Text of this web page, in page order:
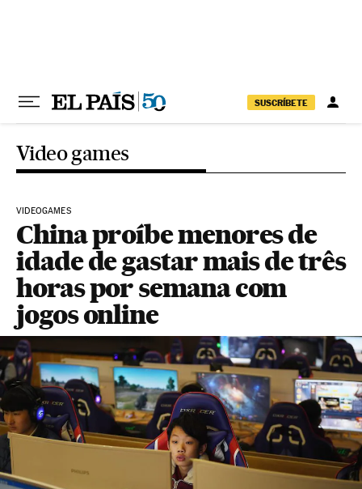
SUSCRÍBETE
Video games
VIDEOGAMES
China proíbe menores de
idade de gastar mais de três
horas por semana com
jogos online